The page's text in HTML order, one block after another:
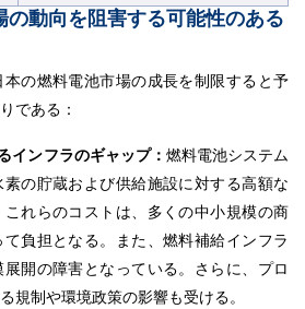
の動向を阻害する可能性のある
の燃料電池市場の成長を制限すると予
である：
インフラのギャップ： 燃料電池システム
の貯蔵および供給施設に対する高額な
れらのコストは、多くの中小規模の商
負担となる。また、燃料補給インフラ
開の障害となっている。さらに、プロ
規制や環境政策の影響も受ける。